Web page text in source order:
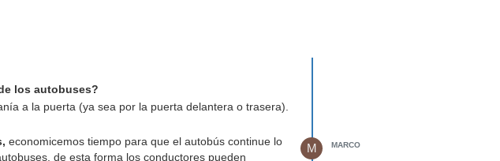
los autobuses?
a la puerta (ya sea por la puerta delantera o trasera).
economicemos tiempo para que el autobús continue lo
de esta forma los conductores pueden
M MARCO